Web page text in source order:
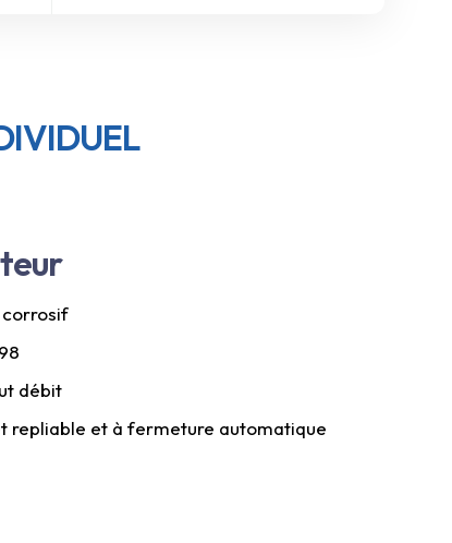
débit
repliable et à fermeture automatique